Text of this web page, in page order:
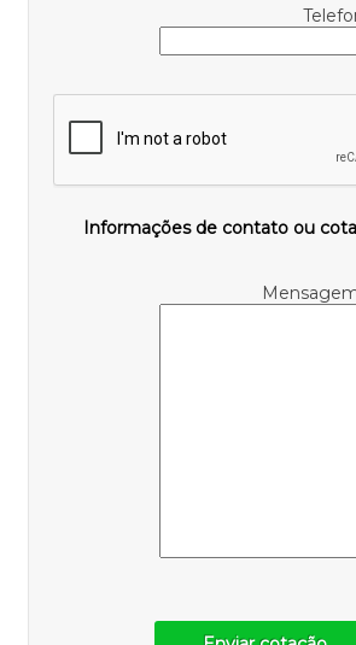
Informações de contato ou